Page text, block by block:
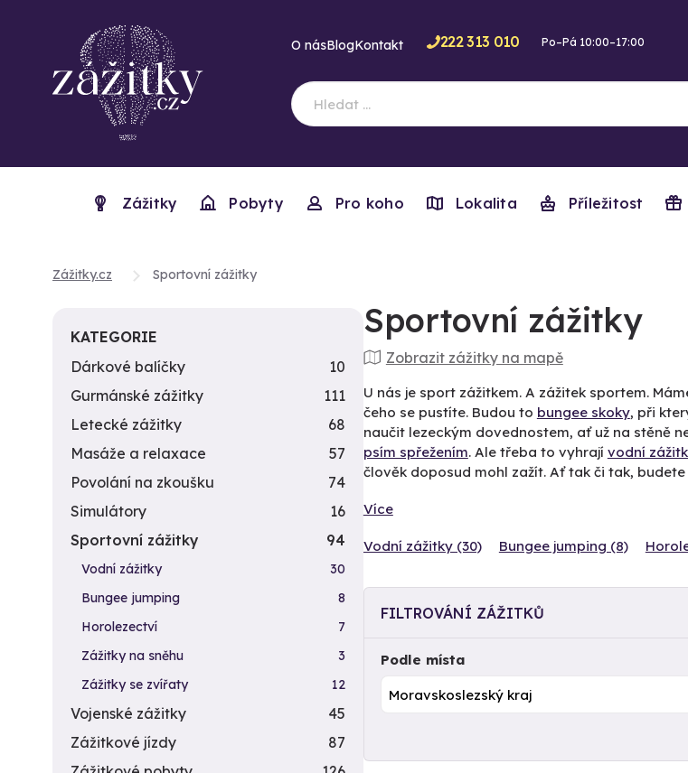
O násBlogKontakt 222 313 010 Po–Pá 10:00–17:00
Zážitky Pobyty Pro koho Lokalita Příležitost
Zážitky.cz Sportovní zážitky
Sportovní zážitky
Zobrazit zážitky na mapě
U nás je sport zážitkem. A zážitek sportem.
čeho se pustíte. Budou to bungee skoky, při
naučit lezeckým dovednostem, ať už na stěně
psím spřežením. Ale třeba to vyhrají vodní
člověk doposud mohl zažít. Ať tak či tak,
Více
Vodní zážitky (30) Bungee jumping (8)
FILTROVÁNÍ ZÁŽITKŮ
Podle místa
KATEGORIE
Dárkové balíčky
10
Gurmánské zážitky
111
Letecké zážitky
68
Masáže a relaxace
57
Povolání na zkoušku
74
Simulátory
16
Sportovní zážitky
94
Vodní zážitky
30
Bungee jumping
8
Horolezectví
7
Zážitky na sněhu
3
Zážitky se zvířaty
12
Vojenské zážitky
45
Zážitkové jízdy
87